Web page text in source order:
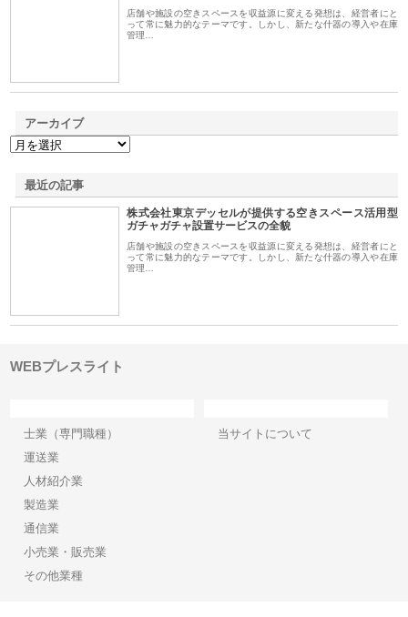
店舗や施設の空きスペースを収益源に変える発想は、経営者にと
って常に魅力的なテーマです。しかし、新たな什器の導入や在庫
管理…
アーカイブ
最近の記事
株式会社東京デッセルが提供する空きスペース活用型
ガチャガチャ設置サービスの全貌
店舗や施設の空きスペースを収益源に変える発想は、経営者にと
って常に魅力的なテーマです。しかし、新たな什器の導入や在庫
管理…
WEBプレスライト
士業（専門職種）
運送業
人材紹介業
製造業
通信業
小売業・販売業
その他業種
当サイトについて